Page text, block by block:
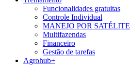
Funcionalidades gratuitas
Controle Individual
MANEJO POR SATÉLITE
Multifazendas
Financeiro
Gestão de tarefas
Agrohub+